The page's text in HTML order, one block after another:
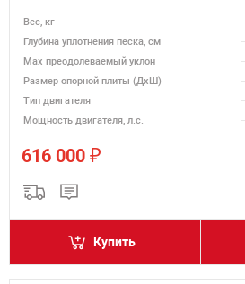
Вес, кг
Глубина уплотнения песка, см
Max преодолеваемый уклон
Размер опорной плиты (ДхШ)
Тип двигателя
Мощность двигателя, л.с.
616 000 ₽
Купить